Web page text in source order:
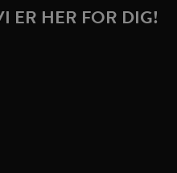
ER HER FOR DIG!